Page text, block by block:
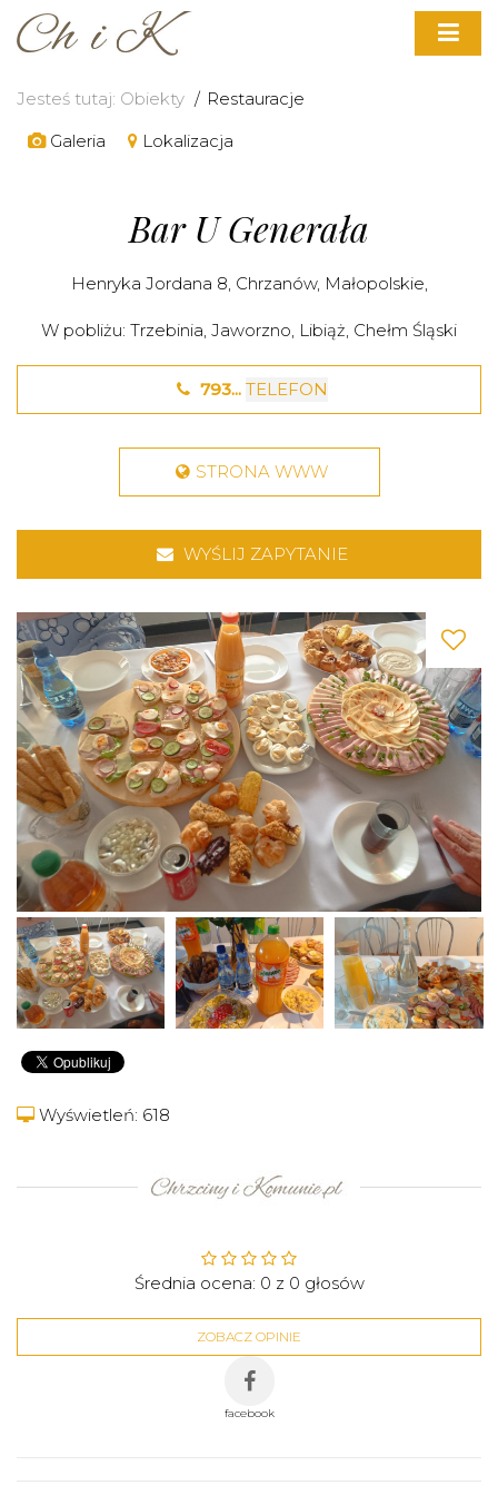
Jesteś tutaj: Obiekty
Restauracje
Galeria
Lokalizacja
Bar U Generała
Henryka Jordana 8, Chrzanów, Małopolskie,
W pobliżu: Trzebinia, Jaworzno, Libiąż, Chełm Śląski
793... TELEFON
STRONA WWW
WYŚLIJ ZAPYTANIE
Wyświetleń: 618
Średnia ocena: 0 z 0 głosów
ZOBACZ OPINIE
facebook